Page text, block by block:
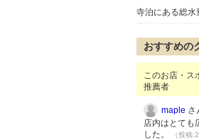
寺泊にある総水
おすすめの
このお店・ス
推薦者
maple さ
店内はとても
した。
（投稿